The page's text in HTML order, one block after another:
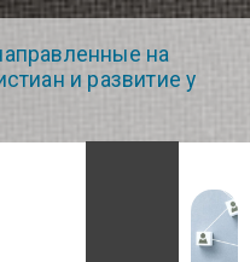
на
и развитие у